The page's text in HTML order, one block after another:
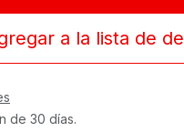
a la lista de
de 30 días.